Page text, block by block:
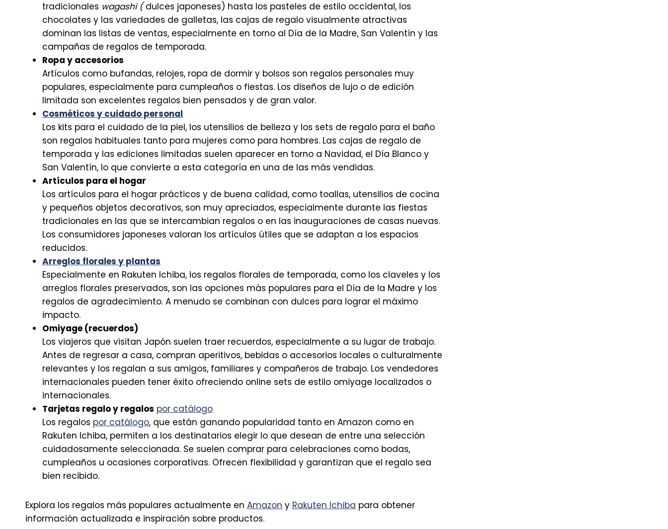
tradicionales wagashi (dulces japoneses) hasta los pasteles de estilo occidental, los
chocolates y las variedades de galletas, las cajas de regalo visualmente atractivas
dominan las listas de ventas, especialmente en torno al Día de la Madre, San Valentín y las
campañas de regalos de temporada.
Ropa y accesorios
Artículos como bufandas, relojes, ropa de dormir y bolsos son regalos personales muy
populares, especialmente para cumpleaños o fiestas. Los diseños de lujo o de edición
limitada son excelentes regalos bien pensados y de gran valor.
Cosméticos y cuidado personal
Los kits para el cuidado de la piel, los utensilios de belleza y los sets de regalo para el baño
son regalos habituales tanto para mujeres como para hombres. Las cajas de regalo de
temporada y las ediciones limitadas suelen aparecer en torno a Navidad, el Día Blanco y
San Valentín, lo que convierte a esta categoría en una de las más vendidas.
Artículos para el hogar
Los artículos para el hogar prácticos y de buena calidad, como toallas, utensilios de cocina
y pequeños objetos decorativos, son muy apreciados, especialmente durante las fiestas
tradicionales en las que se intercambian regalos o en las inauguraciones de casas nuevas.
Los consumidores japoneses valoran los artículos útiles que se adaptan a los espacios
reducidos.
Arreglos florales y plantas
Especialmente en Rakuten Ichiba, los regalos florales de temporada, como los claveles y los
arreglos florales preservados, son las opciones más populares para el Día de la Madre y los
regalos de agradecimiento. A menudo se combinan con dulces para lograr el máximo
impacto.
Omiyage (recuerdos)
Los viajeros que visitan Japón suelen traer recuerdos, especialmente a su lugar de trabajo.
Antes de regresar a casa, compran aperitivos, bebidas o accesorios locales o culturalmente
relevantes y los regalan a sus amigos, familiares y compañeros de trabajo. Los vendedores
internacionales pueden tener éxito ofreciendo online sets de estilo omiyage localizados o
internacionales.
Tarjetas regalo y regalos por catálogo
Los regalos por catálogo, que están ganando popularidad tanto en Amazon como en
Rakuten Ichiba, permiten a los destinatarios elegir lo que desean de entre una selección
cuidadosamente seleccionada. Se suelen comprar para celebraciones como bodas,
cumpleaños u ocasiones corporativas. Ofrecen flexibilidad y garantizan que el regalo sea
bien recibido.
Explora los regalos más populares actualmente en Amazon y Rakuten Ichiba para obtener
información actualizada e inspiración sobre productos.